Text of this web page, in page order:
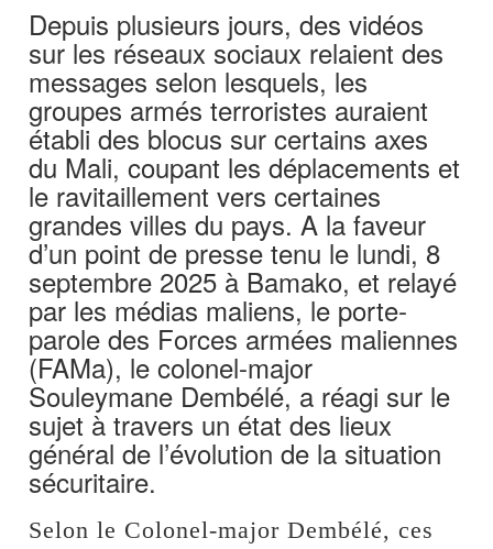
Depuis plusieurs jours, des vidéos
sur les réseaux sociaux relaient des
messages selon lesquels, les
groupes armés terroristes auraient
établi des blocus sur certains axes
du Mali, coupant les déplacements et
le ravitaillement vers certaines
grandes villes du pays. A la faveur
d’un point de presse tenu le lundi, 8
septembre 2025 à Bamako, et relayé
par les médias maliens, le porte-
parole des Forces armées maliennes
(FAMa), le colonel-major
Souleymane Dembélé, a réagi sur le
sujet à travers un état des lieux
général de l’évolution de la situation
sécuritaire.
Selon le Colonel-major Dembélé, ces